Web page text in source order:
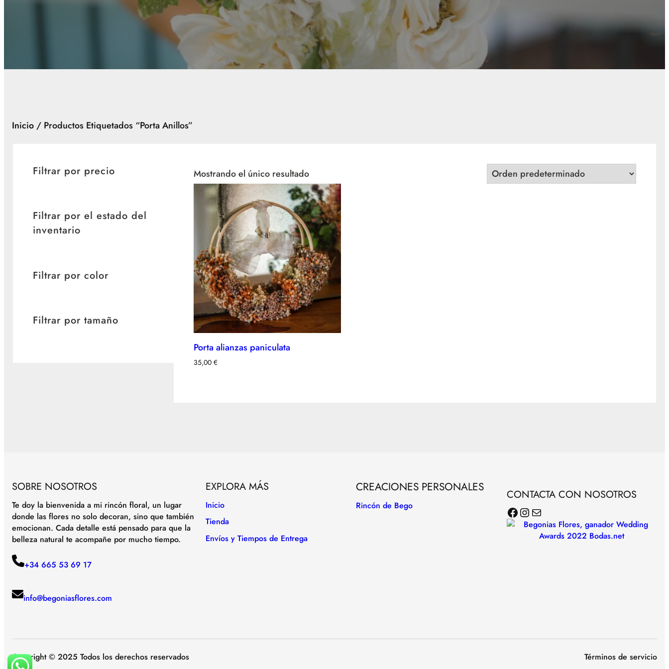
Inicio / Productos Etiquetados “porta Anillos”
Filtrar por precio
Filtrar por el estado del
inventario
Filtrar por color
Filtrar por tamaño
Mostrando el único resultado
Porta alianzas paniculata
35,00 €
SOBRE NOSOTROS
Te doy la bienvenida a mi rincón floral, un lugar
donde las flores no solo decoran, sino que también
emocionan. Cada detalle está pensado para que la
belleza natural te acompañe por mucho tiempo.
+34 665 53 69 17
info@begoniasflores.com
EXPLORA MÁS
Inicio
Tienda
Envíos y Tiempos de Entrega
CREACIONES PERSONALES
Rincón de Bego
CONTACTA CON NOSOTROS
Facebook Instagram Correo electrónico
Copyright © 2025 Todos los derechos reservados Términos de servicio